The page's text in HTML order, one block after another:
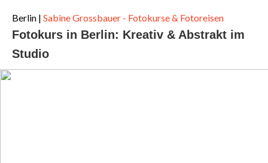
Berlin | Sabine Grossbauer - Fotokurse & Fotoreisen
Fotokurs in Berlin: Kreativ & Abstrakt im
Studio